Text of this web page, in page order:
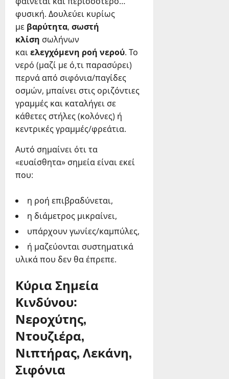
φυσική. Δουλεύει κυρίως
με βαρύτητα, σωστή
κλίση σωλήνων
καιελεγχόμενη ροή νερού. Το
νερό (μαζί με ό,τι παρασύρει)
περνά από σιφόνια/παγίδες
οσμών, μπαίνει στις οριζόντιες
γραμμές και καταλήγει σε
κάθετες στήλες (κολόνες) ή
κεντρικές γραμμές/φρεάτια.
Αυτό σημαίνει ότι τα
«ευαίσθητα» σημεία είναι εκεί
που:
η ροή επιβραδύνεται,
η διάμετρος μικραίνει,
υπάρχουν γωνίες/καμπύλες,
ή μαζεύονται συστηματικά
υλικά που δεν θα έπρεπε.
Κύρια Σημεία
Κινδύνου:
Νεροχύτης,
Ντουζιέρα,
Νιπτήρας, Λεκάνη,
Σιφόνια